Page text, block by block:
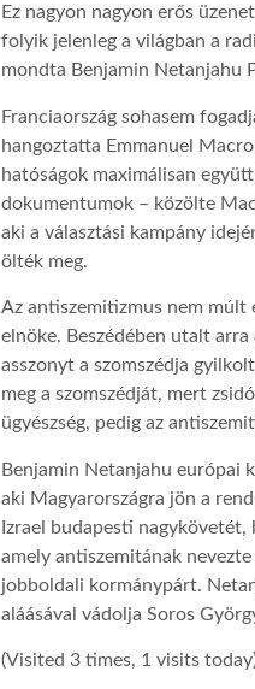
Ez nagyon nagyon erős
folyik jelenleg a világban a
mondta Benjamin Netanjahu
Franciaország sohasem
hangoztatta Emmanuel
hatóságok maximálisan
dokumentumok – közölte
aki a választási kampány
ölték meg.
Az antiszemitizmus nem múlt
elnöke. Beszédében utalt
asszonyt a szomszédja
meg a szomszédját, mert
ügyészség, pedig az
Benjamin Netanjahu európai
aki Magyarországra jön a
Izrael budapesti nagykövetét,
amely antiszemitának
jobboldali kormánypárt.
aláásával vádolja Soros
(Visited 3 times, 1 visits